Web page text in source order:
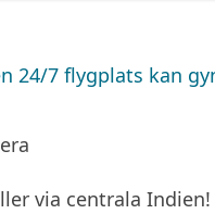
24/7 flygplats kan
via centrala